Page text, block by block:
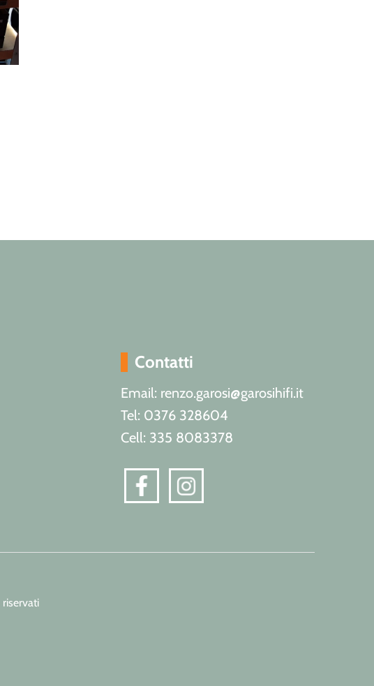
Contatti
Email: renzo.garosi@garosihifi.it
Tel: 0376 328604
Cell: 335 8083378